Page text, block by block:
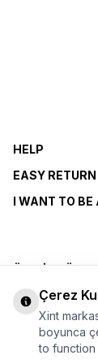
HELP
EASY RETURN
I WANT TO BE
ÜYELİK
Çerez
Xint
boyunca
to function